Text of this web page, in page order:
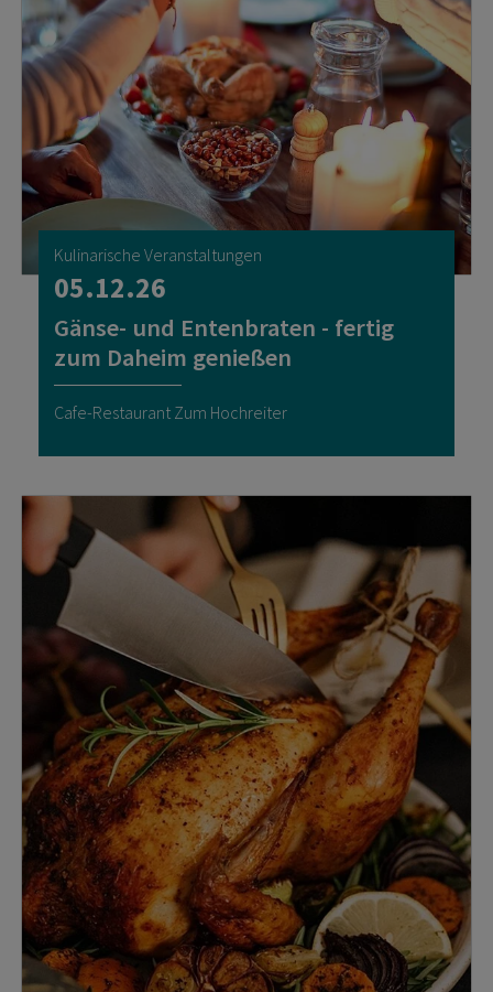
Kulinarische Veranstaltungen
05.12.26
Gänse- und Entenbraten - fertig
zum Daheim genießen
Cafe-Restaurant Zum Hochreiter